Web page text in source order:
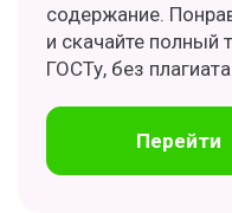
содержание.
и скачайте полный
ГОСТу, без плагиата
Перейти